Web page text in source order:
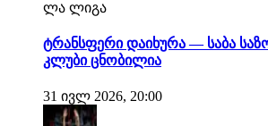
ლა ლიგა
ტრანსფერი დაიხურა — საბა
კლუბი ცნობილია
31 ივლ 2026, 20:00